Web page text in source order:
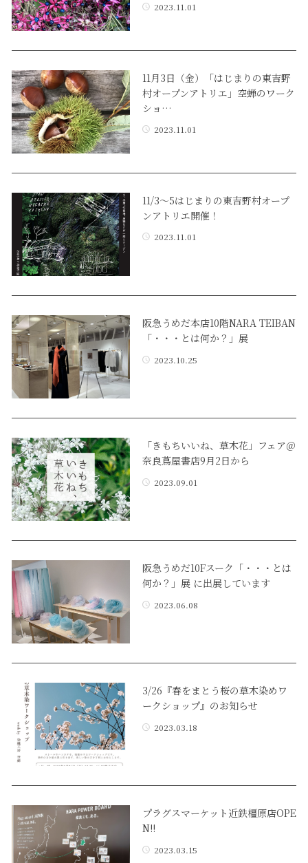
2023.11.01
11月3日（金）「はじまりの東吉野
村オープンアトリエ」空蝉のワーク
ショ…
2023.11.01
11/3〜5はじまりの東吉野村オープ
ンアトリエ開催！
2023.11.01
阪急うめだ本店10階NARA TEIBAN
「・・・とは何か？」展
2023.10.25
「きもちいいね、草木花」フェア＠
奈良蔦屋書店9月2日から
2023.09.01
阪急うめだ10Fスーク「・・・とは
何か？」展 に出展しています
2023.06.08
3/26『春をまとう桜の草木染めワ
ークショップ』のお知らせ
2023.03.18
プラグスマーケット近鉄橿原店OPE
N!!
2023.03.15